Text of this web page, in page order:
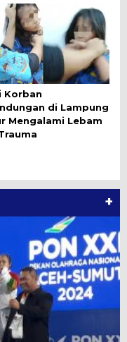
Korban
di Lampung
Mengalami Lebam
+